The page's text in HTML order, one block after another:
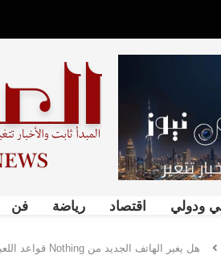
ودولي اقتصاد رياضة فن
هل يغير الهاتف الجديد من Nothing قواعد اللعبة؟.. كل ما نعرفه عن الإصدار المنتظر